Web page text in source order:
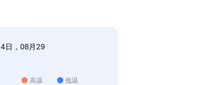
日，08月29
高温 低温